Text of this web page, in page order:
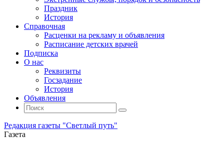
Праздник
История
Справочная
Расценки на рекламу и объявления
Расписание детских врачей
Подписка
О нас
Реквизиты
Госзадание
История
Объявления
Поиск
Искать:
Поиск
Редакция газеты "Светлый путь"
Газета